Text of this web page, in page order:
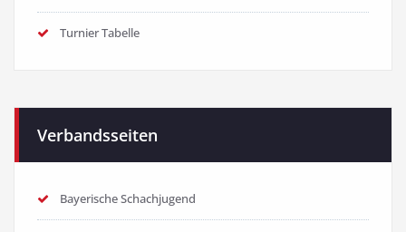
Turnier Tabelle
Verbandsseiten
Bayerische Schachjugend